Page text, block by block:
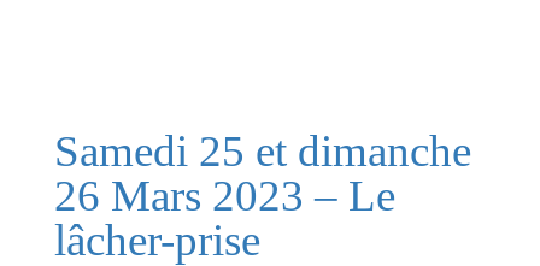
Samedi 25 et dimanche
26 Mars 2023 – Le
lâcher-prise